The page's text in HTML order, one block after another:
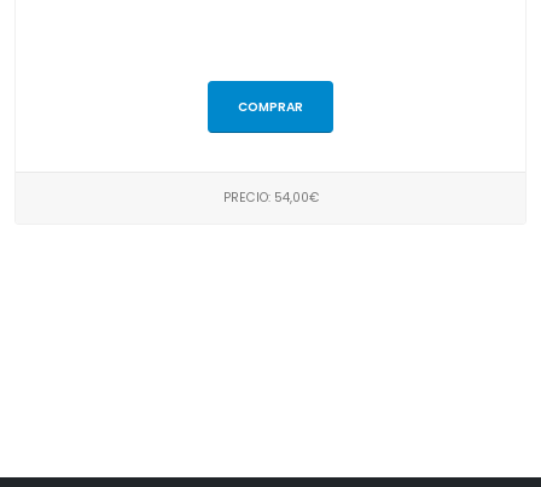
COMPRAR
PRECIO: 54,00€